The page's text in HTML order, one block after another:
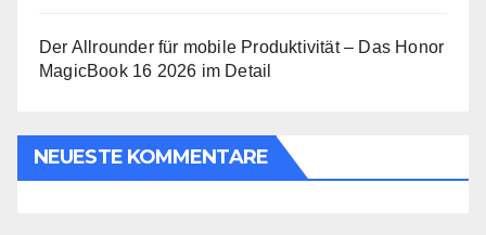
Der Allrounder für mobile Produktivität – Das Honor
MagicBook 16 2026 im Detail
NEUESTE KOMMENTARE